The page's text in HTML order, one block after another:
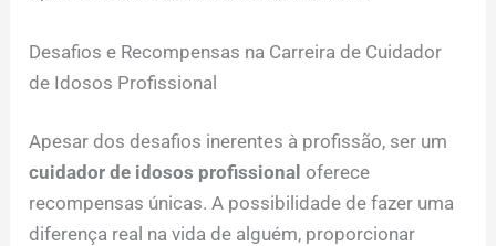
Desafios e Recompensas na Carreira de Cuidador
de Idosos Profissional
Apesar dos desafios inerentes à profissão, ser um
cuidador de idosos profissional oferece
recompensas únicas. A possibilidade de fazer uma
diferença real na vida de alguém, proporcionar